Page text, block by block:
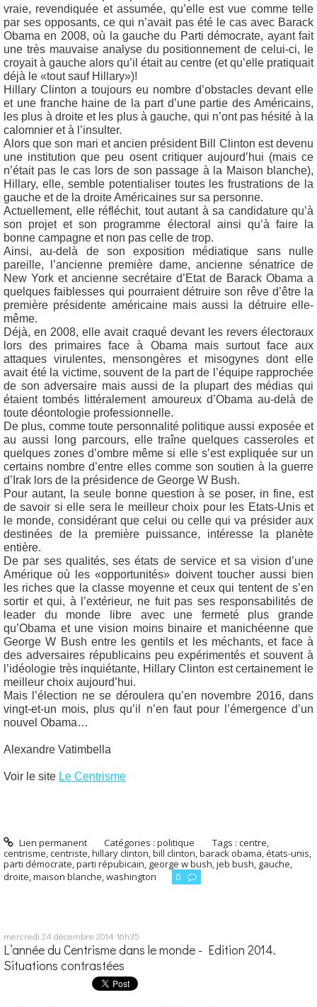
vraie, revendiquée et assumée, qu’elle est vue comme telle
par ses opposants, ce qui n’avait pas été le cas avec Barack
Obama en 2008, où la gauche du Parti démocrate, ayant fait
une très mauvaise analyse du positionnement de celui-ci, le
croyait à gauche alors qu’il était au centre (et qu’elle pratiquait
déjà le «tout sauf Hillary»)!
Hillary Clinton a toujours eu nombre d’obstacles devant elle
et une franche haine de la part d’une partie des Américains,
les plus à droite et les plus à gauche, qui n’ont pas hésité à la
calomnier et à l’insulter.
Alors que son mari et ancien président Bill Clinton est devenu
une institution que peu osent critiquer aujourd’hui (mais ce
n’était pas le cas lors de son passage à la Maison blanche),
Hillary, elle, semble potentialiser toutes les frustrations de la
gauche et de la droite Américaines sur sa personne.
Actuellement, elle réfléchit, tout autant à sa candidature qu’à
son projet et son programme électoral ainsi qu’à faire la
bonne campagne et non pas celle de trop.
Ainsi, au-delà de son exposition médiatique sans nulle
pareille, l’ancienne première dame, ancienne sénatrice de
New York et ancienne secrétaire d’Etat de Barack Obama a
quelques faiblesses qui pourraient détruire son rêve d’être la
première présidente américaine mais aussi la détruire elle-
même.
Déjà, en 2008, elle avait craqué devant les revers électoraux
lors des primaires face à Obama mais surtout face aux
attaques virulentes, mensongères et misogynes dont elle
avait été la victime, souvent de la part de l’équipe rapprochée
de son adversaire mais aussi de la plupart des médias qui
étaient tombés littéralement amoureux d’Obama au-delà de
toute déontologie professionnelle.
De plus, comme toute personnalité politique aussi exposée et
au aussi long parcours, elle traîne quelques casseroles et
quelques zones d’ombre même si elle s’est expliquée sur un
certains nombre d’entre elles comme son soutien à la guerre
d’Irak lors de la présidence de George W Bush.
Pour autant, la seule bonne question à se poser, in fine, est
de savoir si elle sera le meilleur choix pour les Etats-Unis et
le monde, considérant que celui ou celle qui va présider aux
destinées de la première puissance, intéresse la planète
entière.
De par ses qualités, ses états de service et sa vision d’une
Amérique où les «opportunités» doivent toucher aussi bien
les riches que la classe moyenne et ceux qui tentent de s’en
sortir et qui, à l’extérieur, ne fuit pas ses responsabilités de
leader du monde libre avec une fermeté plus grande
qu’Obama et une vision moins binaire et manichéenne que
George W Bush entre les gentils et les méchants, et face à
des adversaires républicains peu expérimentés et souvent à
l’idéologie très inquiétante, Hillary Clinton est certainement le
meilleur choix aujourd’hui.
Mais l’élection ne se déroulera qu’en novembre 2016, dans
vingt-et-un mois, plus qu’il n’en faut pour l’émergence d’un
nouvel Obama…
Alexandre Vatimbella
Voir le site Le Centrisme
Lien permanent Catégories :politique Tags :centre,
centrisme,centriste,hillary clinton,bill clinton,barack obama,états-unis,
parti démocrate,parti répubicain, george w bush,jeb bush, gauche,
droite,maison blanche,washington 0
mercredi 24 décembre 2014 16h35
L’année du Centrisme dans le monde - Edition 2014.
Situations contrastées